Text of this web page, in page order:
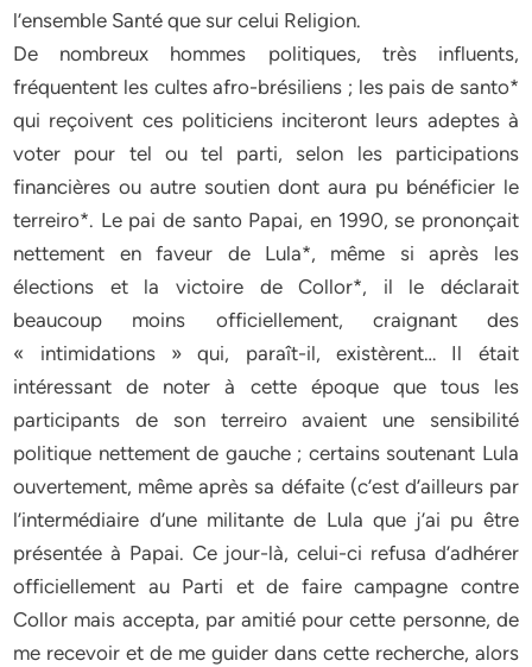
l’ensemble Santé que sur celui Religion.
De nombreux hommes politiques, très influents,
fréquentent les cultes afro-brésiliens ; les pais de santo*
qui reçoivent ces politiciens inciteront leurs adeptes à
voter pour tel ou tel parti, selon les participations
financières ou autre soutien dont aura pu bénéficier le
terreiro*. Le pai de santo Papai, en 1990, se prononçait
nettement en faveur de Lula*, même si après les
élections et la victoire de Collor*, il le déclarait
beaucoup moins officiellement, craignant des
« intimidations » qui, paraît-il, existèrent… Il était
intéressant de noter à cette époque que tous les
participants de son terreiro avaient une sensibilité
politique nettement de gauche ; certains soutenant Lula
ouvertement, même après sa défaite (c’est d’ailleurs par
l’intermédiaire d’une militante de Lula que j’ai pu être
présentée à Papai. Ce jour-là, celui-ci refusa d’adhérer
officiellement au Parti et de faire campagne contre
Collor mais accepta, par amitié pour cette personne, de
me recevoir et de me guider dans cette recherche, alors